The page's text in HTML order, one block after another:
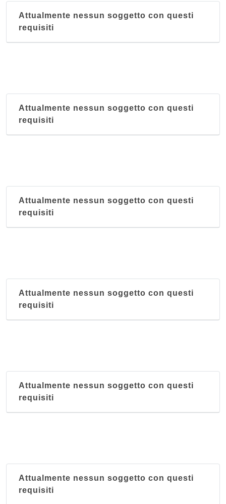
Attualmente nessun soggetto con questi
requisiti
Attualmente nessun soggetto con questi
requisiti
Attualmente nessun soggetto con questi
requisiti
Attualmente nessun soggetto con questi
requisiti
Attualmente nessun soggetto con questi
requisiti
Attualmente nessun soggetto con questi
requisiti